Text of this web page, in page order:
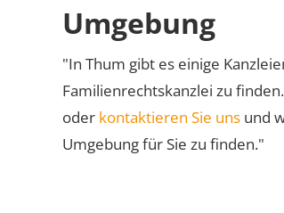
Umgebung
"In Thum gibt es einige
Familienrechtskanzlei zu
oder kontaktieren Sie uns und
Umgebung für Sie zu finden."